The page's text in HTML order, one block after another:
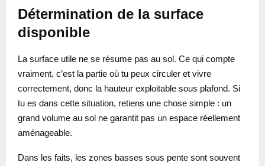
Détermination de la surface
disponible
La surface utile ne se résume pas au sol. Ce qui compte
vraiment, c’est la partie où tu peux circuler et vivre
correctement, donc la hauteur exploitable sous plafond. Si
tu es dans cette situation, retiens une chose simple : un
grand volume au sol ne garantit pas un espace réellement
aménageable.
Dans les faits, les zones basses sous pente sont souvent